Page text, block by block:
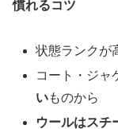
慣れるコツ
状態ランクが
コート・ジャ
いものから
ウールはスチ